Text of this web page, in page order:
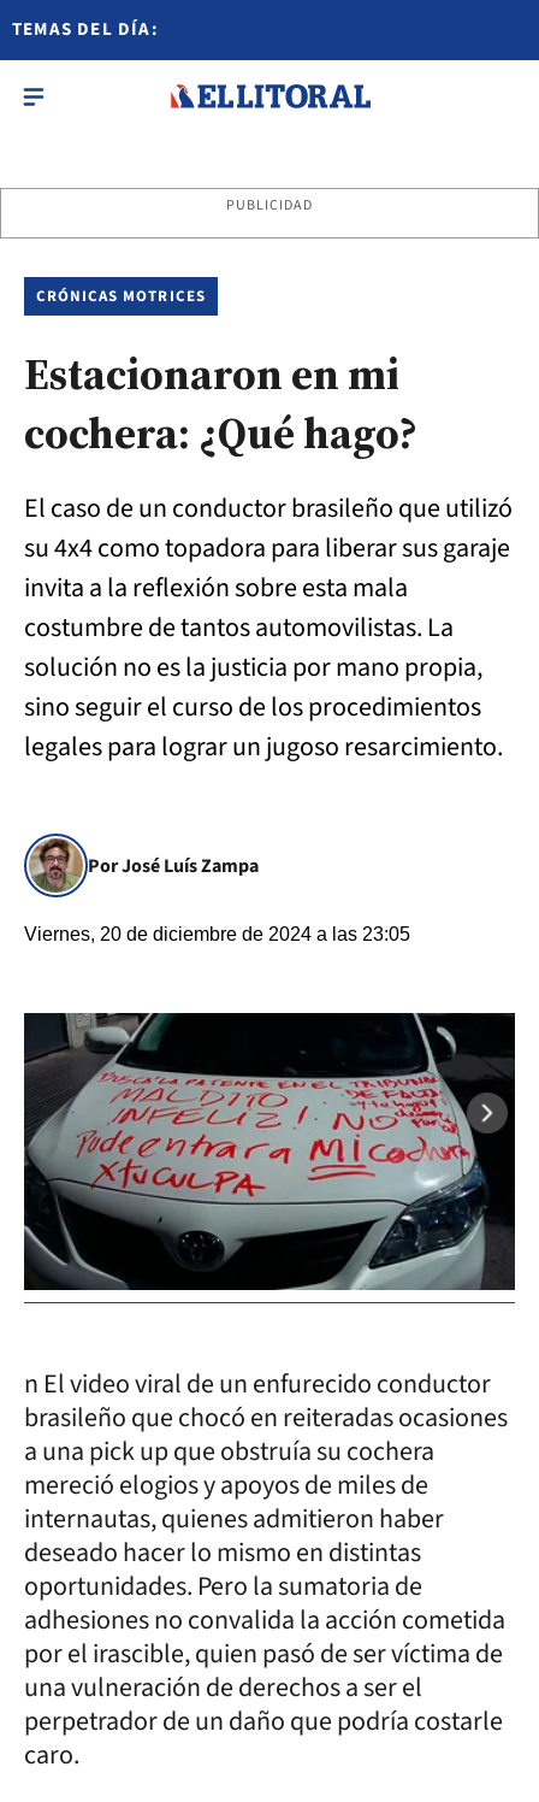
TEMAS DEL DÍA:
PUBLICIDAD
CRÓNICAS MOTRICES
Estacionaron en mi
cochera: ¿Qué hago?
El caso de un conductor brasileño que utilizó
su 4x4 como topadora para liberar sus garaje
invita a la reflexión sobre esta mala
costumbre de tantos automovilistas. La
solución no es la justicia por mano propia,
sino seguir el curso de los procedimientos
legales para lograr un jugoso resarcimiento.
Por José Luís Zampa
Viernes, 20 de diciembre de 2024 a las 23:05
n El video viral de un enfurecido conductor
brasileño que chocó en reiteradas ocasiones
a una pick up que obstruía su cochera
mereció elogios y apoyos de miles de
internautas, quienes admitieron haber
deseado hacer lo mismo en distintas
oportunidades. Pero la sumatoria de
adhesiones no convalida la acción cometida
por el irascible, quien pasó de ser víctima de
una vulneración de derechos a ser el
perpetrador de un daño que podría costarle
caro.